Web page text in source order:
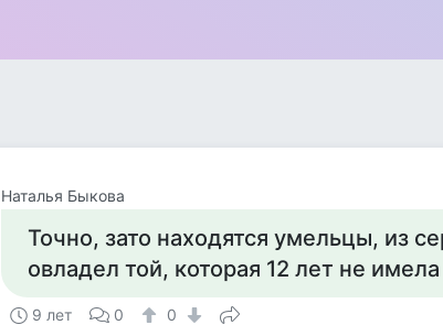
Наталья Быкова
Точно, зато находятся умельцы, из
овладел той, которая 12 лет не
9 лет 0 0